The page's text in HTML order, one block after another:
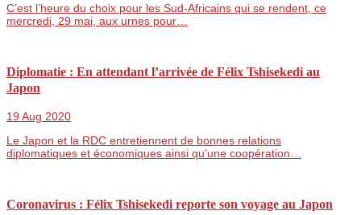
C’est l’heure du choix pour les Sud-Africains qui se rendent, ce
mercredi, 29 mai, aux urnes pour…
Diplomatie : En attendant l’arrivée de Félix Tshisekedi au
Japon
19 Aug 2020
Le Japon et la RDC entretiennent de bonnes relations
diplomatiques et économiques ainsi qu’une coopération…
Coronavirus : Félix Tshisekedi reporte son voyage au Japon